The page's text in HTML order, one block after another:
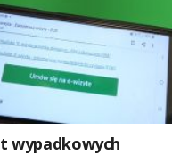
wypadkowych